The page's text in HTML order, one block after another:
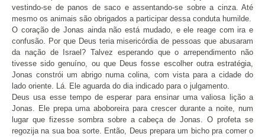
vestindo-se de panos de saco e assentando-se sobre a cinza. Até
mesmo os animais são obrigados a participar dessa conduta humilde.
O coração de Jonas ainda não está mudado, e ele reage com ira e
confusão. Por que Deus teria misericórdia de pessoas que abusaram
da nação de Israel? Talvez esperando que o arrependimento não
tivesse sido genuíno, ou que Deus fosse escolher outra estratégia,
Jonas constrói um abrigo numa colina, com vista para a cidade do
lado oriente. Lá. Ele aguarda do dia indicado para o julgamento.
Deus usa esse tempo de esperar para ensinar uma valiosa lição a
Jonas. Ele prepa uma aboboreira para crescer durante a noite, num
lugar que fizesse sombra sobre a cabeça de Jonas. O profeta se
regozija na sua boa sorte. Então, Deus prepara um bicho pra comer o